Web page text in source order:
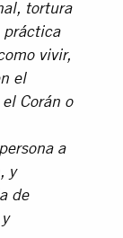
tortura
práctica
vivir,
el
Corán o
a
y
de